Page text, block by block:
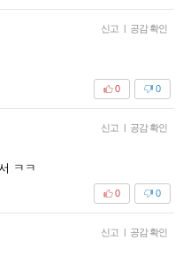
신고 | 공감 확인
0
0
신고 | 공감 확인
ㅋㅋ
0
0
신고 | 공감 확인